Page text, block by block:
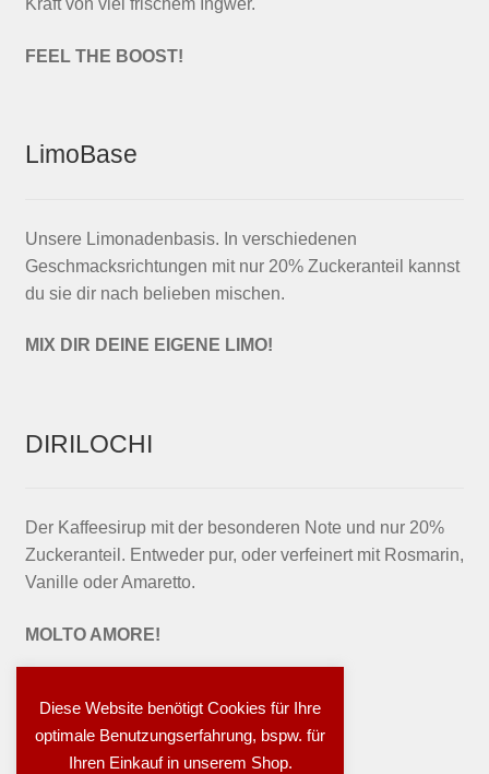
Kraft von viel frischem Ingwer.
FEEL THE BOOST!
LimoBase
Unsere Limonadenbasis. In verschiedenen
Geschmacksrichtungen mit nur 20% Zuckeranteil kannst
du sie dir nach belieben mischen.
MIX DIR DEINE EIGENE LIMO!
DIRILOCHI
Der Kaffeesirup mit der besonderen Note und nur 20%
Zuckeranteil. Entweder pur, oder verfeinert mit Rosmarin,
Vanille oder Amaretto.
MOLTO AMORE!
Diese Website benötigt Cookies für Ihre
optimale Benutzungserfahrung, bspw. für
Ihren Einkauf in unserem Shop.